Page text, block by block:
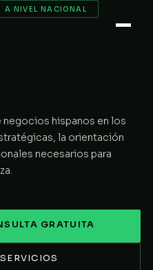
A NIVEL NACIONAL
negocios hispanos en los
la orientación
necesarios para
GRATUITA